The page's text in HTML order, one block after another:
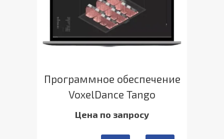
Программное обеспечение
VoxelDance Tango
Цена по запросу